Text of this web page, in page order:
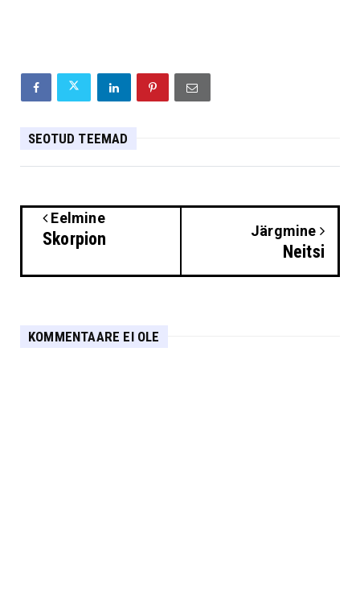
SEOTUD TEEMAD
Eelmine
Skorpion Järgmine
Neitsi
KOMMENTAARE EI OLE